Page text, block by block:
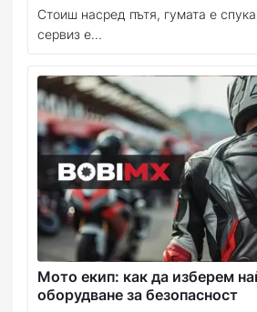
Стоиш насред пътя, гумата е
сервиз е...
Мото екип: как да изберем
оборудване за безопасност